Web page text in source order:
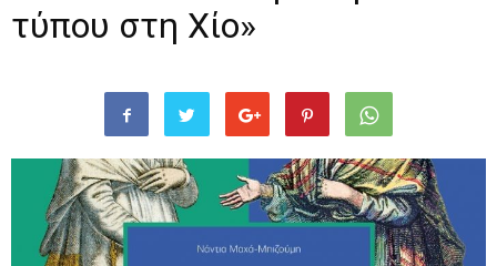
τύπου στη Χίο»